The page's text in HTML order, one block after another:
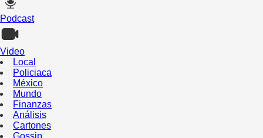
Podcast
Video
Local
Policiaca
México
Mundo
Finanzas
Análisis
Cartones